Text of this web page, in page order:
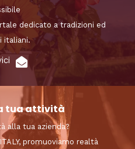
dedicato a tradizioni ed
italiani.
tua attività
alla tua azienda?
promuoviamo realtà